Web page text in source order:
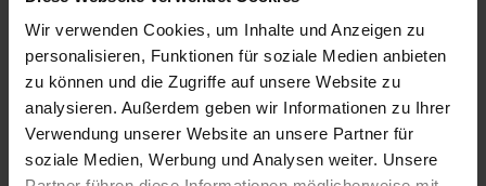
Wir verwenden Cookies, um Inhalte und Anzeigen zu
personalisieren, Funktionen für soziale Medien anbieten
zu können und die Zugriffe auf unsere Website zu
analysieren. Außerdem geben wir Informationen zu Ihrer
Verwendung unserer Website an unsere Partner für
soziale Medien, Werbung und Analysen weiter. Unsere
IN DEN
WARENKORB
IN DEN
WARENKORB
Anmelden für Ihren persönlichen Preis